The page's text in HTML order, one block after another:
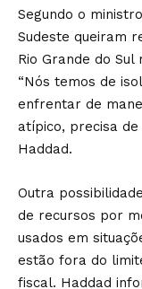
Segundo o
Sudeste queiram
Rio Grande do
“Nós temos de
enfrentar de
atípico, precisa
Haddad.
Outra
de recursos por
usados em
estão fora do
fiscal. Haddad